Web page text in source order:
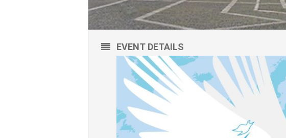
EVENT DETAILS